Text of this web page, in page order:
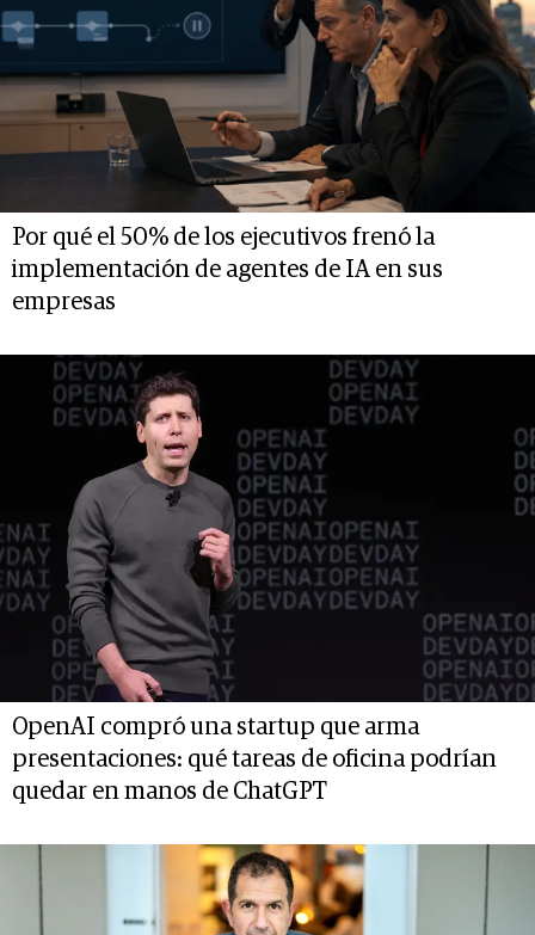
Por qué el 50% de los ejecutivos frenó la
implementación de agentes de IA en sus
empresas
OpenAI compró una startup que arma
presentaciones: qué tareas de oficina podrían
quedar en manos de ChatGPT